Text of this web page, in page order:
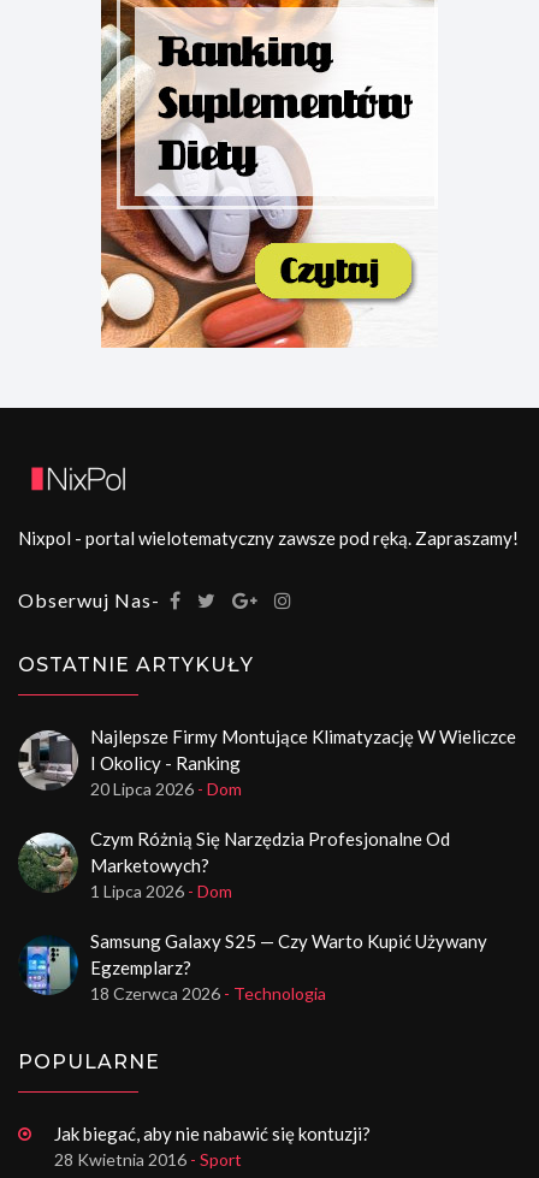
Nixpol - portal wielotematyczny zawsze pod ręką. Zapraszamy!
Obserwuj Nas-
OSTATNIE ARTYKUŁY
Najlepsze Firmy Montujące Klimatyzację W Wieliczce
I Okolicy - Ranking
20 Lipca 2026 - Dom
Czym Różnią Się Narzędzia Profesjonalne Od
Marketowych?
1 Lipca 2026 - Dom
Samsung Galaxy S25 — Czy Warto Kupić Używany
Egzemplarz?
18 Czerwca 2026 - Technologia
POPULARNE
Jak biegać, aby nie nabawić się kontuzji?
28 Kwietnia 2016 - Sport